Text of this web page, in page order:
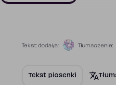
Tekst dodał/a: Tłumaczenie:
Tekst piosenki